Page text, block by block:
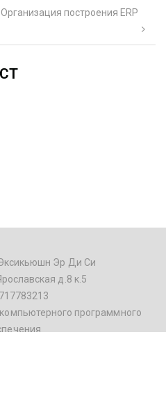
Организация построения ERP
Эр Ди Си
д.8 к.5
программного